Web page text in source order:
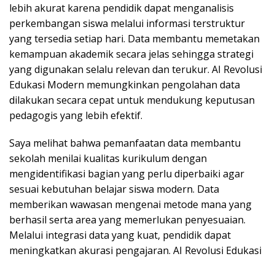
lebih akurat karena pendidik dapat menganalisis
perkembangan siswa melalui informasi terstruktur
yang tersedia setiap hari. Data membantu memetakan
kemampuan akademik secara jelas sehingga strategi
yang digunakan selalu relevan dan terukur. AI Revolusi
Edukasi Modern memungkinkan pengolahan data
dilakukan secara cepat untuk mendukung keputusan
pedagogis yang lebih efektif.
Saya melihat bahwa pemanfaatan data membantu
sekolah menilai kualitas kurikulum dengan
mengidentifikasi bagian yang perlu diperbaiki agar
sesuai kebutuhan belajar siswa modern. Data
memberikan wawasan mengenai metode mana yang
berhasil serta area yang memerlukan penyesuaian.
Melalui integrasi data yang kuat, pendidik dapat
meningkatkan akurasi pengajaran. AI Revolusi Edukasi